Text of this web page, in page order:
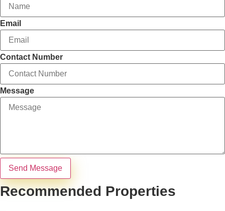
Email
Contact Number
Message
Send Message
Recommended Properties